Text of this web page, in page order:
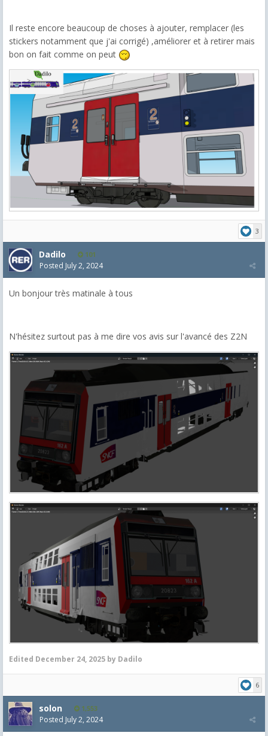
Il reste encore beaucoup de choses à ajouter, remplacer (les
stickers notamment que j'ai corrigé) ,améliorer et à retirer mais
bon on fait comme on peut
3
Dadilo 101
Posted July 2, 2024
Un bonjour très matinale à tous
N'hésitez surtout pas à me dire vos avis sur l'avancé des Z2N
Edited December 24, 2025 by Dadilo
6
solon 1,553
Posted July 2, 2024